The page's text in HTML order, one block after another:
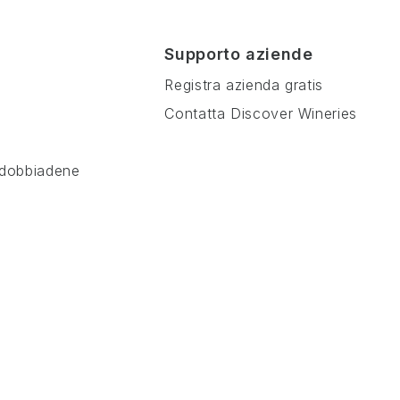
Supporto aziende
Registra azienda gratis
Contatta Discover Wineries